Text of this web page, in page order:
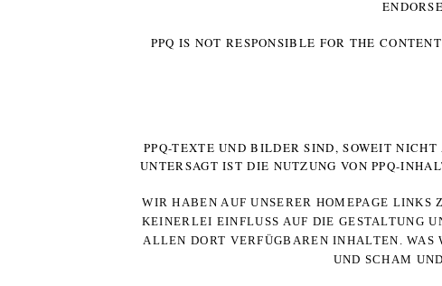
PPQ IS NOT RESPONSIBLE FOR THE
PPQ-TEXTE UND BILDER SIND, SOWEIT
UNTERSAGT IST DIE NUTZUNG VON PPQ-
WIR HABEN AUF UNSERER HOMEPAGE
KEINERLEI EINFLUSS AUF DIE GESTALTUNG
ALLEN DORT VERFÜGBAREN INHALTEN.
UND SCHAM